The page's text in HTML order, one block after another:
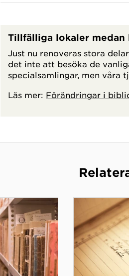
Tillfälliga lokaler
Just nu renoveras stora
det inte att besöka de
specialsamlingar, men våra
Läs mer: Förändringar i